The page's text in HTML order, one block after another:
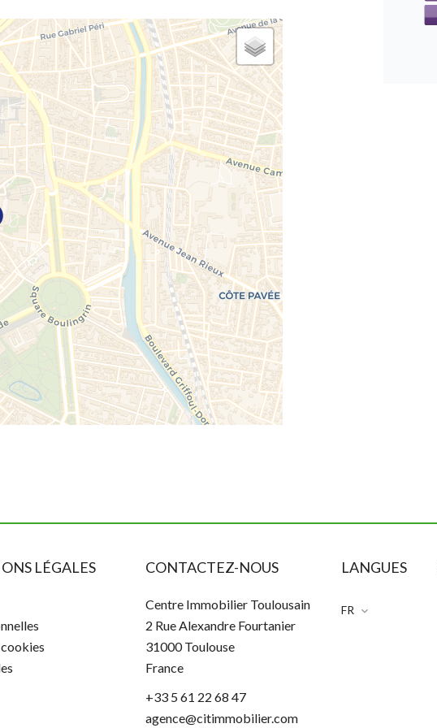
LÉGALES CONTACTEZ-NOUS
Centre Immobilier Toulousain
2 Rue Alexandre Fourtanier
31000Toulouse
France
+33 5 61 22 68 47
agence@citimmobilier.com
LANGUES
FR